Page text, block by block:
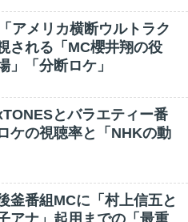
アメリカ横断ウルトラク
される「MC櫻井翔の役
」「分断ロケ」
とバラエティー番
ケの視聴率と「NHKの動
釜番組MCに「村上信五と
アナ」起用までの「最重